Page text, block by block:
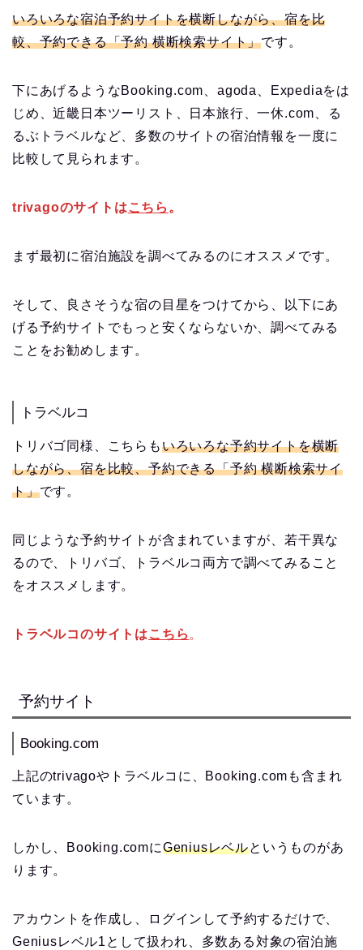
いろいろな宿泊予約サイトを横断しながら、宿を比
較、予約できる「予約 横断検索サイト」です。
下にあげるようなBooking.com、agoda、Expediaをは
じめ、近畿日本ツーリスト、日本旅行、一休.com、る
るぶトラベルなど、多数のサイトの宿泊情報を一度に
比較して見られます。
trivagoのサイトはこちら 。
まず最初に宿泊施設を調べてみるのにオススメです。
そして、良さそうな宿の目星をつけてから、以下にあ
げる予約サイトでもっと安くならないか、調べてみる
ことをお勧めします。
トラベルコ
トリバゴ同様、こちらもいろいろな予約サイトを横断
しながら、宿を比較、予約できる「予約 横断検索サイ
ト」です。
同じような予約サイトが含まれていますが、若干異な
るので、トリバゴ、トラベルコ両方で調べてみること
をオススメします。
トラベルコのサイトは こちら 。
予約サイト
Booking.com
上記のtrivagoやトラベルコに、Booking.comも含まれ
ています。
しかし、Booking.comにGeniusレベルというものがあ
ります。
アカウントを作成し、ログインして予約するだけで、
Geniusレベル1として扱われ、多数ある対象の宿泊施